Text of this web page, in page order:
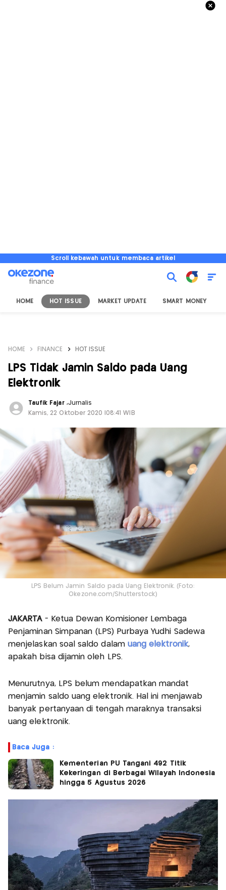
Scroll kebawah untuk membaca artikel
HOME HOT ISSUE MARKET UPDATE SMART MONEY
HOME FINANCE HOT ISSUE
LPS Tidak Jamin Saldo pada Uang
Elektronik
Taufik Fajar ,Jurnalis
Kamis, 22 Oktober 2020 |08:41 WIB
LPS Belum Jamin Saldo pada Uang Elektronik. (Foto:
Okezone.com/Shutterstock)
JAKARTA - Ketua Dewan Komisioner Lembaga
Penjaminan Simpanan (LPS) Purbaya Yudhi Sadewa
menjelaskan soal saldo dalam uang elektronik,
apakah bisa dijamin oleh LPS.
Menurutnya, LPS belum mendapatkan mandat
menjamin saldo uang elektronik. Hal ini menjawab
banyak pertanyaan di tengah maraknya transaksi
uang elektronik.
Baca Juga :
Kementerian PU Tangani 492 Titik
Kekeringan di Berbagai Wilayah Indonesia
hingga 5 Agustus 2026